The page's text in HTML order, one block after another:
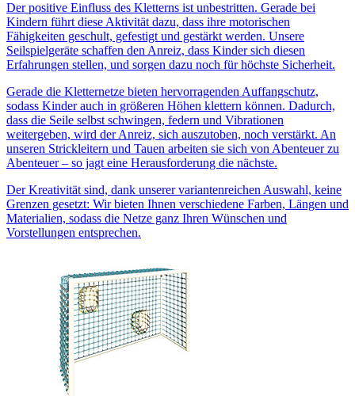
Der positive Einfluss des Kletterns ist unbestritten. Gerade bei
Kindern führt diese Aktivität dazu, dass ihre motorischen
Fähigkeiten geschult, gefestigt und gestärkt werden. Unsere
Seilspielgeräte schaffen den Anreiz, dass Kinder sich diesen
Erfahrungen stellen, und sorgen dazu noch für höchste Sicherheit.
Gerade die Kletternetze bieten hervorragenden Auffangschutz,
sodass Kinder auch in größeren Höhen klettern können. Dadurch,
dass die Seile selbst schwingen, federn und Vibrationen
weitergeben, wird der Anreiz, sich auszutoben, noch verstärkt. An
unseren Strickleitern und Tauen arbeiten sie sich von Abenteuer zu
Abenteuer – so jagt eine Herausforderung die nächste.
Der Kreativität sind, dank unserer variantenreichen Auswahl, keine
Grenzen gesetzt: Wir bieten Ihnen verschiedene Farben, Längen und
Materialien, sodass die Netze ganz Ihren Wünschen und
Vorstellungen entsprechen.